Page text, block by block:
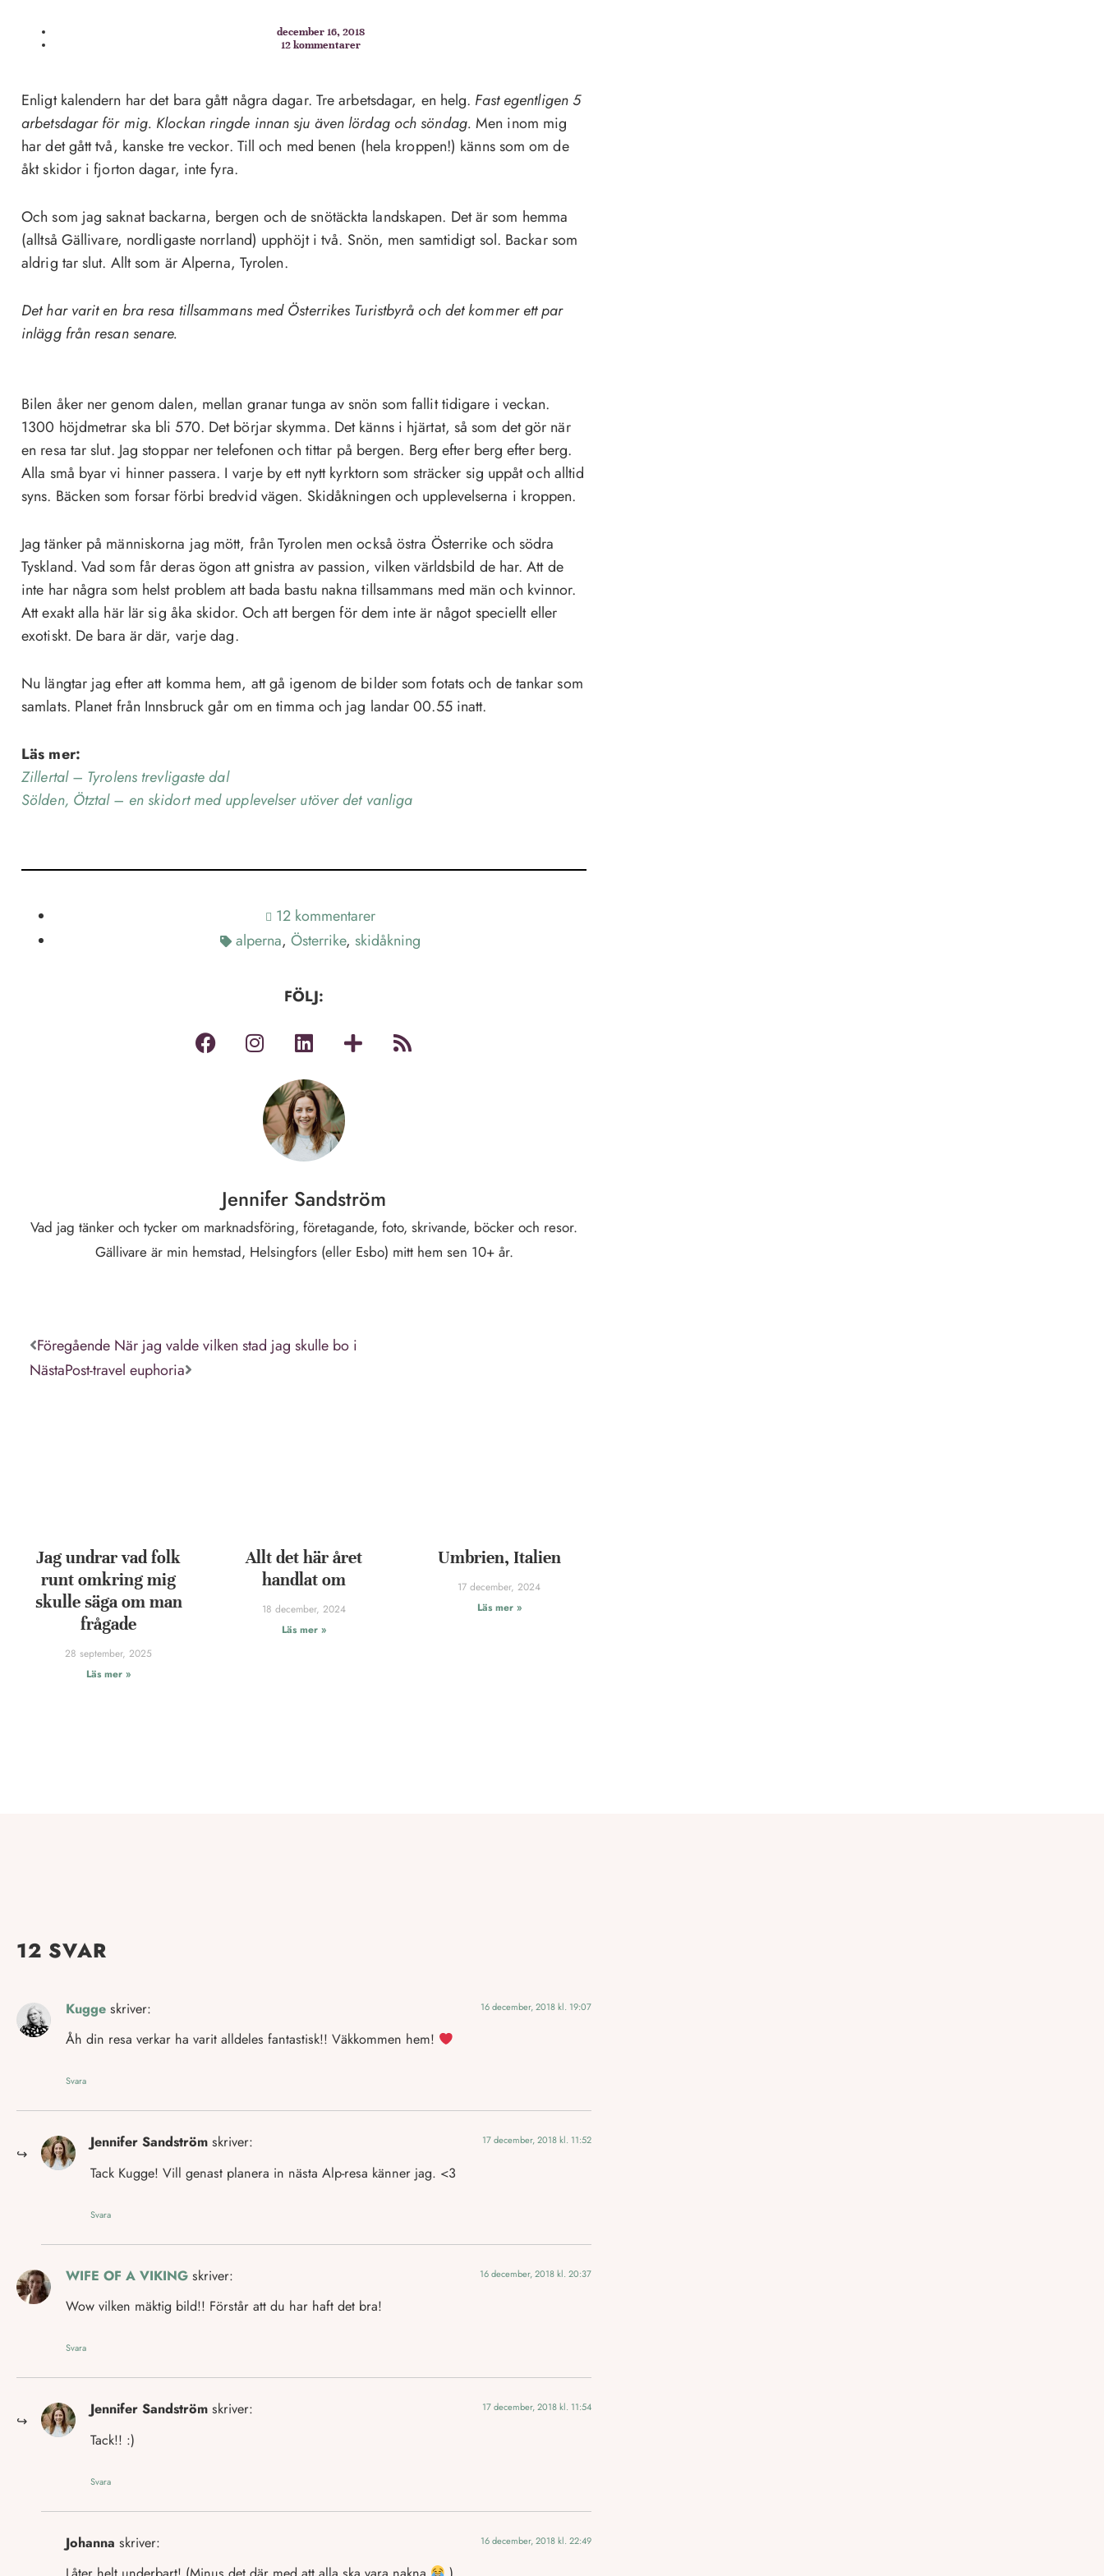
december 16, 2018
12 kommentarer
Enligt kalendern har det bara gått några dagar. Tre arbetsdagar, en helg. Fast egentligen 5
arbetsdagar för mig. Klockan ringde innan sju även lördag och söndag. Men inom mig
har det gått två, kanske tre veckor. Till och med benen (hela kroppen!) känns som om de
åkt skidor i fjorton dagar, inte fyra.
Och som jag saknat backarna, bergen och de snötäckta landskapen. Det är som hemma
(alltså Gällivare, nordligaste norrland) upphöjt i två. Snön, men samtidigt sol. Backar som
aldrig tar slut. Allt som är Alperna, Tyrolen.
Det har varit en bra resa tillsammans med Österrikes Turistbyrå och det kommer ett par
inlägg från resan senare.
Bilen åker ner genom dalen, mellan granar tunga av snön som fallit tidigare i veckan.
1300 höjdmetrar ska bli 570. Det börjar skymma. Det känns i hjärtat, så som det gör när
en resa tar slut. Jag stoppar ner telefonen och tittar på bergen. Berg efter berg efter berg.
Alla små byar vi hinner passera. I varje by ett nytt kyrktorn som sträcker sig uppåt och alltid
syns. Bäcken som forsar förbi bredvid vägen. Skidåkningen och upplevelserna i kroppen.
Jag tänker på människorna jag mött, från Tyrolen men också östra Österrike och södra
Tyskland. Vad som får deras ögon att gnistra av passion, vilken världsbild de har. Att de
inte har några som helst problem att bada bastu nakna tillsammans med män och kvinnor.
Att exakt alla här lär sig åka skidor. Och att bergen för dem inte är något speciellt eller
exotiskt. De bara är där, varje dag.
Nu längtar jag efter att komma hem, att gå igenom de bilder som fotats och de tankar som
samlats. Planet från Innsbruck går om en timma och jag landar 00.55 inatt.
Läs mer:
Zillertal – Tyrolens trevligaste dal
Sölden, Ötztal – en skidort med upplevelser utöver det vanliga
12 kommentarer
alperna, Österrike, skidåkning
FÖLJ:
Jennifer Sandström
Vad jag tänker och tycker om marknadsföring, företagande, foto, skrivande, böcker och resor.
Gällivare är min hemstad, Helsingfors (eller Esbo) mitt hem sen 10+ år.
Föregående När jag valde vilken stad jag skulle bo i
NästaPost-travel euphoria
Jag undrar vad folk
runt omkring mig
skulle säga om man
frågade
28 september, 2025
Läs mer »
Allt det här året
handlat om
18 december, 2024
Läs mer »
Umbrien, Italien
17 december, 2024
Läs mer »
12 SVAR
Kugge skriver: 16 december, 2018 kl. 19:07
Åh din resa verkar ha varit alldeles fantastisk!! Väkkommen hem!
Svara
Jennifer Sandström skriver: 17 december, 2018 kl. 11:52
Tack Kugge! Vill genast planera in nästa Alp-resa känner jag. <3
Svara
WIFE OF A VIKING skriver: 16 december, 2018 kl. 20:37
Wow vilken mäktig bild!! Förstår att du har haft det bra!
Svara
Jennifer Sandström skriver: 17 december, 2018 kl. 11:54
Tack!! :)
Svara
Johanna skriver: 16 december, 2018 kl. 22:49